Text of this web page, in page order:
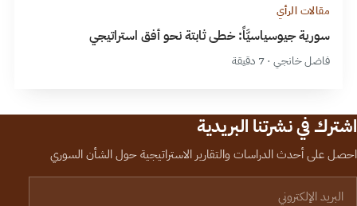
مقالات الرأي
سورية جيوسياسيَّاً: خطى ثابتة نحو أفق استراتيجي
فاضل خانجي · 7 دقيقة
اشترك في نشرتنا البريدية
احصل على أحدث الدراسات والتقارير الاستراتيجية حول الشأن السوري